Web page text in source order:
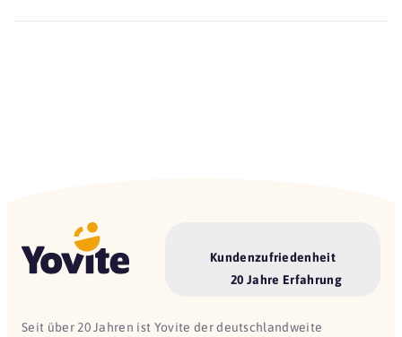
Kundenzufriedenheit
20 Jahre Erfahrung
Seit über 20 Jahren ist Yovite der deutschlandweite